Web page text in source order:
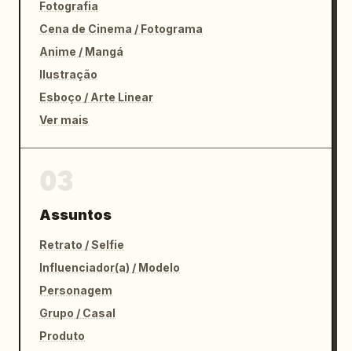
Fotografia
Cena de Cinema / Fotograma
Anime / Mangá
Ilustração
Esboço / Arte Linear
Ver mais
Assuntos
Retrato / Selfie
Influenciador(a) / Modelo
Personagem
Grupo / Casal
Produto